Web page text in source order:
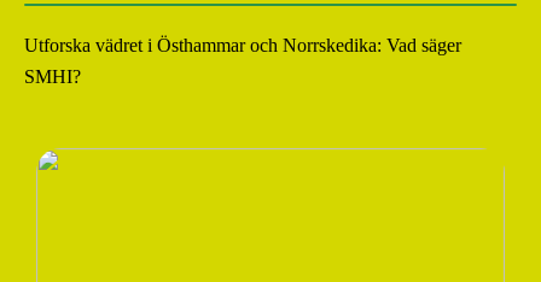
Utforska vädret i Östhammar och Norrskedika: Vad säger
SMHI?